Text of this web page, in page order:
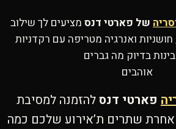
של פארטי דנס מציעים לך שילוב
ואנרגיה מטריפה עם רקדניות
בדיוק מה גברים
אוהבים
פארטי דנסלהזמנה למסיבת
אחרת שתרים ת’אירוע שלכם כמה